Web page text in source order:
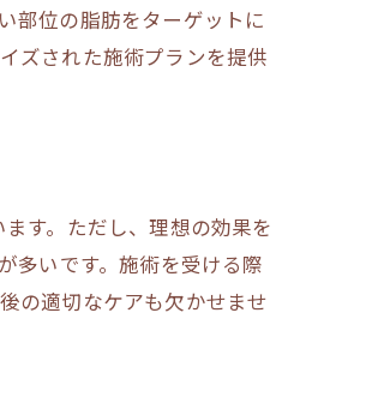
部位の脂肪をターゲットに
ズされた施術プランを提供
す。ただし、理想の効果を
多いです。施術を受ける際
の適切なケアも欠かせませ